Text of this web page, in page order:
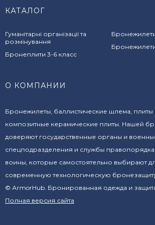
КАТАЛОГ
Гуманітарні організації та
розмінування
Бронеплити 3-6 класс
О КОМПАНИИ
Бронежилеты, баллистические шлема, плиты
композитные керамические плиты. Нашей
доверяют государственные органы и
спецподразделения и службы правопорядка
воины, которые самостоятельно выбирают
современную технологическую
© ArmorHub. Бронированная одежда и
Полная версия сайта